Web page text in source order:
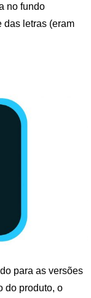
no fundo
das letras (eram
para as versões
do produto, o